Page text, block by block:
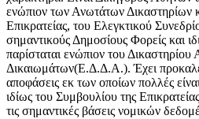
ενώπιον των Ανωτάτων Δικαστηρίων
Επικρατείας, του Ελεγκτικού
σημαντικούς Δημοσίους Φορείς και
παρίσταται ενώπιον του
Δικαιωμάτων(Ε.Δ.Δ.Α.). Έχει
αποφάσεις εκ των οποίων πολλές
ιδίως του Συμβουλίου της
τις σημαντικές βάσεις νομικών